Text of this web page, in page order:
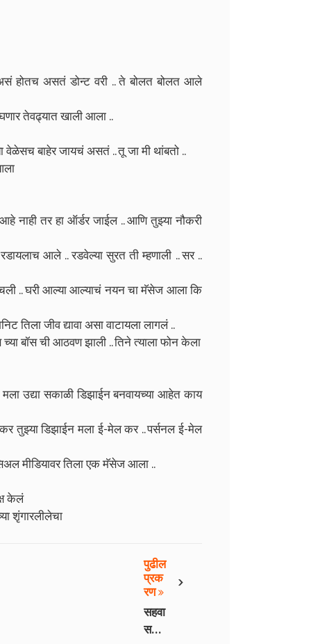
होतच असतं डोन्ट वरी .. ते बोलत बोलत आले
तेवढ्यात खाली आला ..
वेळेसच बाहेर जायचं असतं .. तू जा मी थांबतो ..
नाही तर हा ऑर्डर जाईल .. आणि तुझ्या नौकरी
आले .. रडवेल्या सुरत ती म्हणाली .. सर ..
.. घरी आल्या आल्याचं नयन चा मॅसेज आला कि
तिला जीव द्यावा असा वाटायला लागलं ..
बॉस ची आठवण झाली .. तिने त्याला फोन केला
उद्या सकाळी डिझाईन बनवायच्या आहेत काय
तुझ्या डिझाईन मला ई-मेल कर .. पर्सनल ई-मेल
मीडियावर तिला एक मॅसेज आला ..
केलं
शृंगारलीलेचा
›
पुढील
प्रक
रण
सहवा
स